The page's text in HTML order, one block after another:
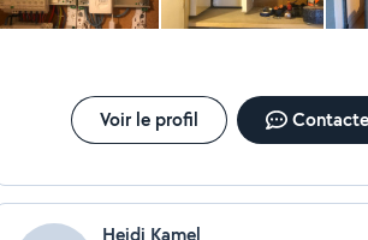
Voir le profil
Heidi Kamel